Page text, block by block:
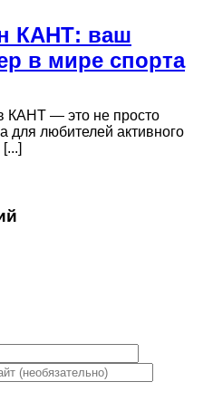
КАНТ: ваш
в мире спорта
КАНТ — это не просто
для любителей активного